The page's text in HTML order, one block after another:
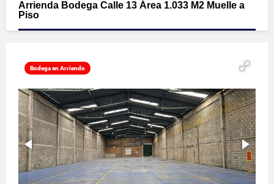
Arrienda Bodega Calle 13 Área 1.033 M2 Muelle a
Piso
Bodega en Arriendo